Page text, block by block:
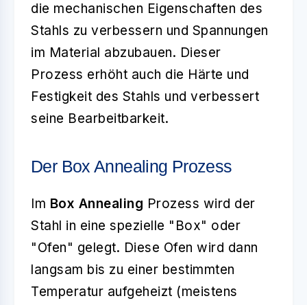
die mechanischen Eigenschaften des
Stahls zu verbessern und Spannungen
im Material abzubauen. Dieser
Prozess erhöht auch die Härte und
Festigkeit des Stahls und verbessert
seine Bearbeitbarkeit.
Der Box Annealing Prozess
Im Box Annealing Prozess wird der
Stahl in eine spezielle "Box" oder
"Ofen" gelegt. Diese Ofen wird dann
langsam bis zu einer bestimmten
Temperatur aufgeheizt (meistens